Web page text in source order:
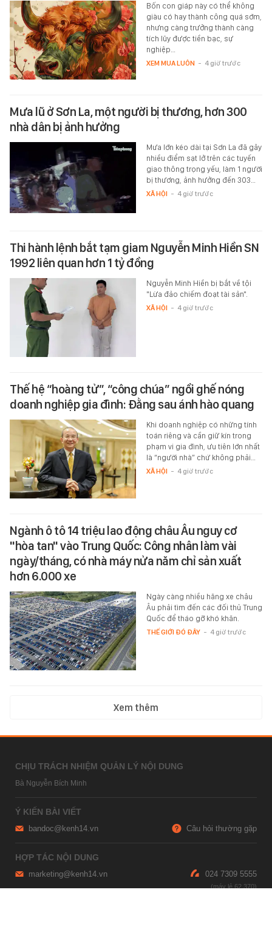
Bốn con giáp này có thể không
giàu có hay thành công quá sớm,
nhưng càng trưởng thành càng
tích lũy được tiền bạc, sự
nghiệp…
XEM MUA LUÔN - 4 giờ trước
Mưa lũ ở Sơn La, một người bị thương, hơn 300
nhà dân bị ảnh hưởng
Mưa lớn kéo dài tại Sơn La đã gây
nhiều điểm sạt lở trên các tuyến
giao thông trọng yếu, làm 1 người
bị thương, ảnh hưởng đến 303…
XÃ HỘI - 4 giờ trước
Thi hành lệnh bắt tạm giam Nguyễn Minh Hiền SN
1992 liên quan hơn 1 tỷ đồng
Nguyễn Minh Hiền bị bắt về tội
"Lừa đảo chiếm đoạt tài sản".
XÃ HỘI - 4 giờ trước
Thế hệ “hoàng tử”, “công chúa” ngồi ghế nóng
doanh nghiệp gia đình: Đằng sau ánh hào quang
Khi doanh nghiệp có những tính
toán riêng và cần giữ kín trong
phạm vi gia đình, ưu tiên lớn nhất
là “người nhà” chứ không phải…
XÃ HỘI - 4 giờ trước
Ngành ô tô 14 triệu lao động châu Âu nguy cơ
"hòa tan" vào Trung Quốc: Công nhân làm vài
ngày/tháng, có nhà máy nửa năm chỉ sản xuất
hơn 6.000 xe
Ngày càng nhiều hãng xe châu
Âu phải tìm đến các đối thủ Trung
Quốc để tháo gỡ khó khăn.
THẾ GIỚI ĐÓ ĐÂY - 4 giờ trước
Xem thêm
CHỊU TRÁCH NHIỆM QUẢN LÝ NỘI DUNG
Bà Nguyễn Bích Minh
Ý KIẾN BÀI VIẾT
bandoc@kenh14.vn Câu hỏi thường gặp
HỢP TÁC NỘI DUNG
marketing@kenh14.vn 024 7309 5555